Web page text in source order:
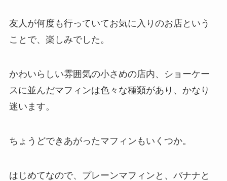
友人が何度も行っていてお気に入りのお店という
ことで、楽しみでした。
かわいらしい雰囲気の小さめの店内、ショーケー
スに並んだマフィンは色々な種類があり、かなり
迷います。
ちょうどできあがったマフィンもいくつか。
はじめてなので、プレーンマフィンと、バナナと